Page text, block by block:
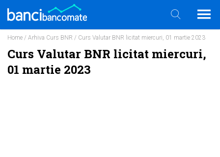
Home / Arhiva Curs BNR / Curs Valutar BNR licitat miercuri, 01 martie 2023
Curs Valutar BNR licitat miercuri,
01 martie 2023